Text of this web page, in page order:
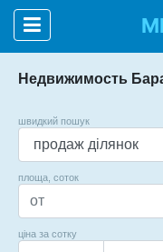
Недвижимость
швидкий пошук
площа, соток
ціна за сотку